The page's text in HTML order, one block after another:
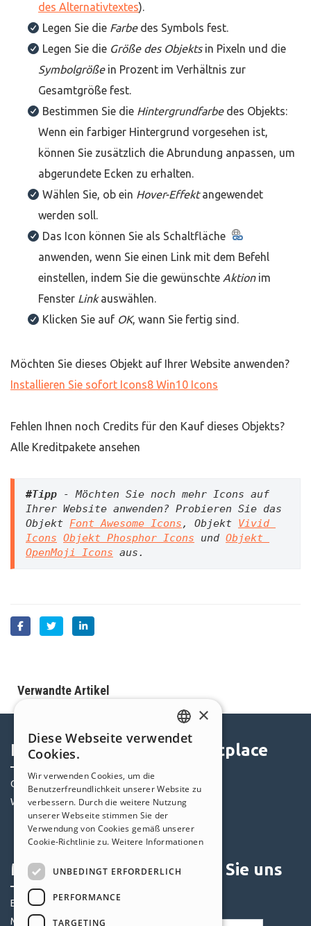
des Alternativtextes).
Legen Sie die Farbedes Symbols fest.
Legen Sie die Größe des Objektsin Pixeln und die
Symbolgrößein Prozent im Verhältnis zur
Gesamtgröße fest.
Bestimmen Sie die Hintergrundfarbedes Objekts:
Wenn ein farbiger Hintergrund vorgesehen ist,
können Sie zusätzlich die Abrundung anpassen, um
abgerundete Ecken zu erhalten.
Wählen Sie, ob ein Hover-Effektangewendet
werden soll.
Das Icon können Sie als Schaltfläche
anwenden, wenn Sie einen Link mit dem Befehl
einstellen, indem Sie die gewünschte Aktionim
Fenster Linkauswählen.
Klicken Sie auf OK, wann Sie fertig sind.
Möchten Sie dieses Objekt auf Ihrer Website anwenden?
Installieren Sie sofort Icons8 Win10 Icons
Fehlen Ihnen noch Credits für den Kauf dieses Objekts?
Alle Kreditpakete ansehen
#Tipp - Möchten Sie noch mehr Icons auf
Ihrer Website anwenden? Probieren Sie das
Objekt Font Awesome Icons, Objekt Vivid
Icons Objekt Phosphor Icons und Objekt
OpenMoji Icons aus.
Verwandte Artikel
Help Center
Community
Websites von Nutzern
Marketplace
Templates
Objekte
Angebote
Mein Profil
Eigene Beiträge
Meine Lizenz
Folgen Sie uns
ENGLISH
GERMAN
SPANISH
PORTUGUESE
×
Diese Webseite verwendet
Cookies.
Wir verwenden Cookies, um die
Benutzerfreundlichkeit unserer Website zu
verbessern. Durch die weitere Nutzung
unserer Webseite stimmen Sie der
Verwendung von Cookies gemäß unserer
Cookie-Richtlinie zu. Weitere Informationen
UNBEDINGT ERFORDERLICH
PERFORMANCE
TARGETING